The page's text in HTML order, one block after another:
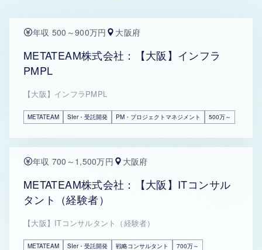
年収 500～900万円 大阪府
METATEAM株式会社：【大阪】インフラ
PMPL
【大阪】インフラPMPL
METATEAM SIer・受託開発 PM・プロジェクトマネジメント 500万～
年収 700～1,500万円 大阪府
METATEAM株式会社：【大阪】ITコンサル
タント（経験者）
【大阪】ITコンサルタント（経験者）
METATEAM SIer・受託開発 戦略コンサルタント 700万～